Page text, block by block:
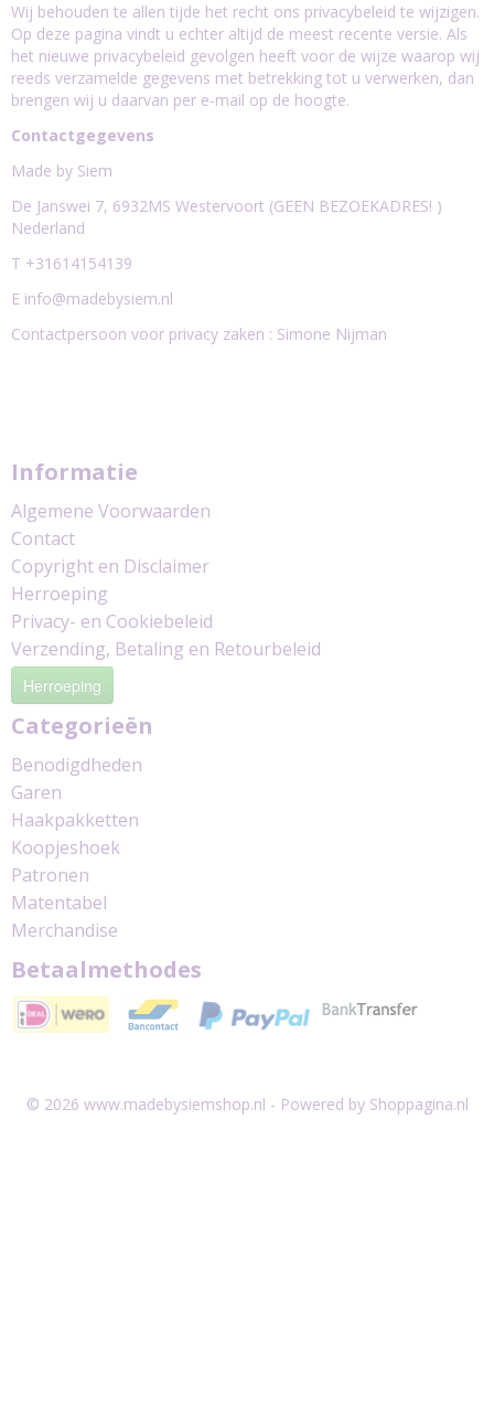
Wij behouden te allen tijde het recht ons privacybeleid te wijzigen.
Op deze pagina vindt u echter altijd de meest recente versie. Als
het nieuwe privacybeleid gevolgen heeft voor de wijze waarop wij
reeds verzamelde gegevens met betrekking tot u verwerken, dan
brengen wij u daarvan per e-mail op de hoogte.
Contactgegevens
Made by Siem
De Janswei 7, 6932MS Westervoort (GEEN BEZOEKADRES! )
Nederland
T +31614154139
E info@madebysiem.nl
Contactpersoon voor privacy zaken : Simone Nijman
Informatie
Algemene Voorwaarden
Contact
Copyright en Disclaimer
Herroeping
Privacy- en Cookiebeleid
Verzending, Betaling en Retourbeleid
Herroeping
Categorieën
Benodigdheden
Garen
Haakpakketten
Koopjeshoek
Patronen
Matentabel
Merchandise
Betaalmethodes
© 2026 www.madebysiemshop.nl - Powered by Shoppagina.nl